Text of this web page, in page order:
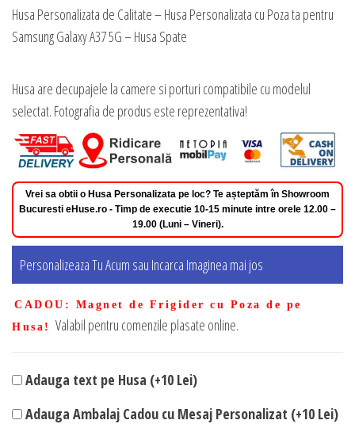
Husa Personalizata de Calitate – Husa Personalizata cu Poza ta pentru
Samsung Galaxy A37 5G – Husa Spate
Husa are decupajele la camere si porturi compatibile cu modelul
selectat. Fotografia de produs este reprezentativa!
Vrei sa obtii o Husa Personalizata pe loc? Te așteptăm în Showroom
Bucuresti eHuse.ro - Timp de executie 10-15 minute intre orele 12.00 –
19.00 (Luni – Vineri).
Personalizeaza Tu Acum sau Incarca Imaginea mai jos
CADOU : Magnet de Frigider cu Poza de pe
Husa!
Valabil pentru comenzile plasate online.
Adauga text pe Husa (+10 Lei)
Adauga Ambalaj Cadou cu Mesaj Personalizat (+10 Lei)